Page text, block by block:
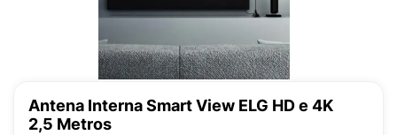
Antena Interna Smart View ELG HD e 4K
2,5 Metros